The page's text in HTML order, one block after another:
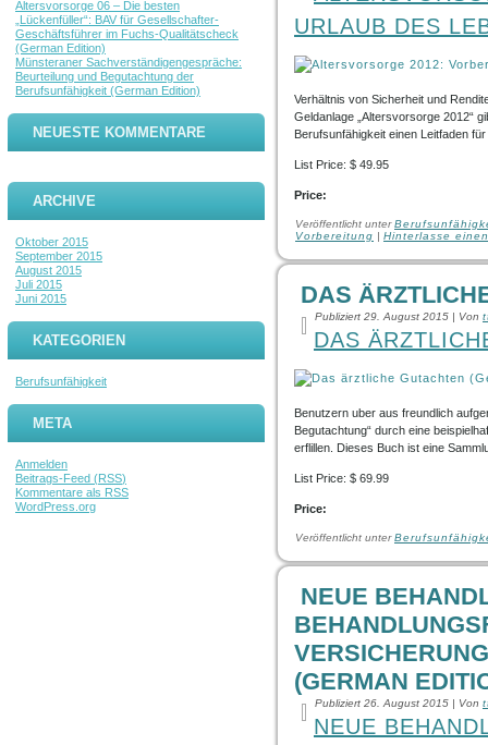
Altersvorsorge 06 – Die besten
„Lückenfüller“: BAV für Gesellschafter-
Geschäftsführer im Fuchs-Qualitätscheck
(German Edition)
Münsteraner Sachverständigengespräche:
Beurteilung und Begutachtung der
Berufsunfähigkeit (German Edition)
NEUESTE KOMMENTARE
ARCHIVE
Oktober 2015
September 2015
August 2015
Juli 2015
Juni 2015
KATEGORIEN
Berufsunfähigkeit
META
Anmelden
Beitrags-Feed (RSS)
Kommentare als RSS
WordPress.org
URLAUB DES
Verhältnis von Sicherheit und
Geldanlage „Altersvorsorge 2012“
Berufsunfähigkeit einen Leitfaden
List Price: $ 49.95
Price:
Veröffentlicht unter
Vorbereitung | Hinterlasse
DAS
Publiziert 29. August 2015 | Von
DAS
Benutzern uber aus freundlich
Begutachtung“ durch eine
erflillen. Dieses Buch ist eine
List Price: $ 69.99
Price:
Veröffentlicht unter
NEUE
(GERMAN
Publiziert 26. August 2015 | Von
NEUE